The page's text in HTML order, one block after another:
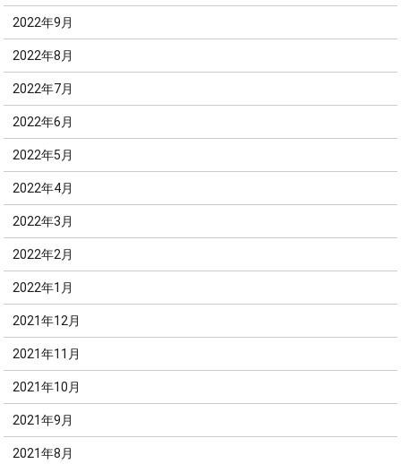
2022年9月
2022年8月
2022年7月
2022年6月
2022年5月
2022年4月
2022年3月
2022年2月
2022年1月
2021年12月
2021年11月
2021年10月
2021年9月
2021年8月